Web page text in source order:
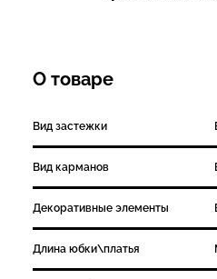
О товаре
Вид застежки
Вид карманов
Декоративные элементы
Длина юбки\платья